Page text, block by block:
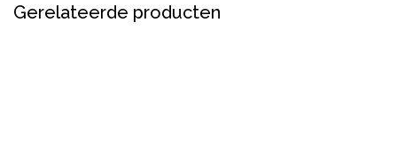
Gerelateerde producten